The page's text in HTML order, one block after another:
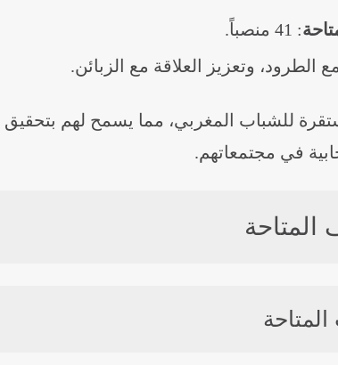
: 41 منصباً.
الطرود، وتعزيز العلاقة مع الزبائن.
للشباب المغربي، مما يسمح لهم بتحقيق
في مجتمعاتهم.